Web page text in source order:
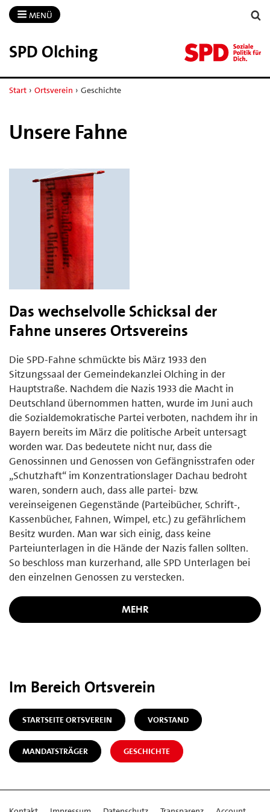
MENÜ
SPD Olching
Start › Ortsverein › Geschichte
Unsere Fahne
Das wechselvolle Schicksal der
Fahne unseres Ortsvereins
Die SPD-Fahne schmückte bis März 1933 den
Sitzungssaal der Gemeindekanzlei Olching in der
Hauptstraße. Nachdem die Nazis 1933 die Macht in
Deutschland übernommen hatten, wurde im Juni auch
die Sozialdemokratische Partei verboten, nachdem ihr in
Bayern bereits im März die politische Arbeit untersagt
worden war. Das bedeutete nicht nur, dass die
Genossinnen und Genossen von Gefängnisstrafen oder
„Schutzhaft“ im Konzentrationslager Dachau bedroht
waren, sondern auch, dass alle partei- bzw.
vereinseigenen Gegenstände (Parteibücher, Schrift-,
Kassenbücher, Fahnen, Wimpel, etc.) zu gefährlichem
Besitz wurden. Man war sich einig, dass keine
Parteiunterlagen in die Hände der Nazis fallen sollten.
So beschloss man kurzerhand, alle SPD Unterlagen bei
den einzelnen Genossen zu verstecken.
MEHR
Im Bereich Ortsverein
STARTSEITE ORTSVEREIN VORSTAND
MANDATSTRÄGER GESCHICHTE